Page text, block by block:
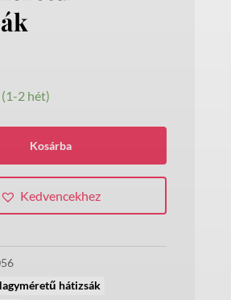
2 hét)
Kosárba
Kedvencekhez
hátizsák